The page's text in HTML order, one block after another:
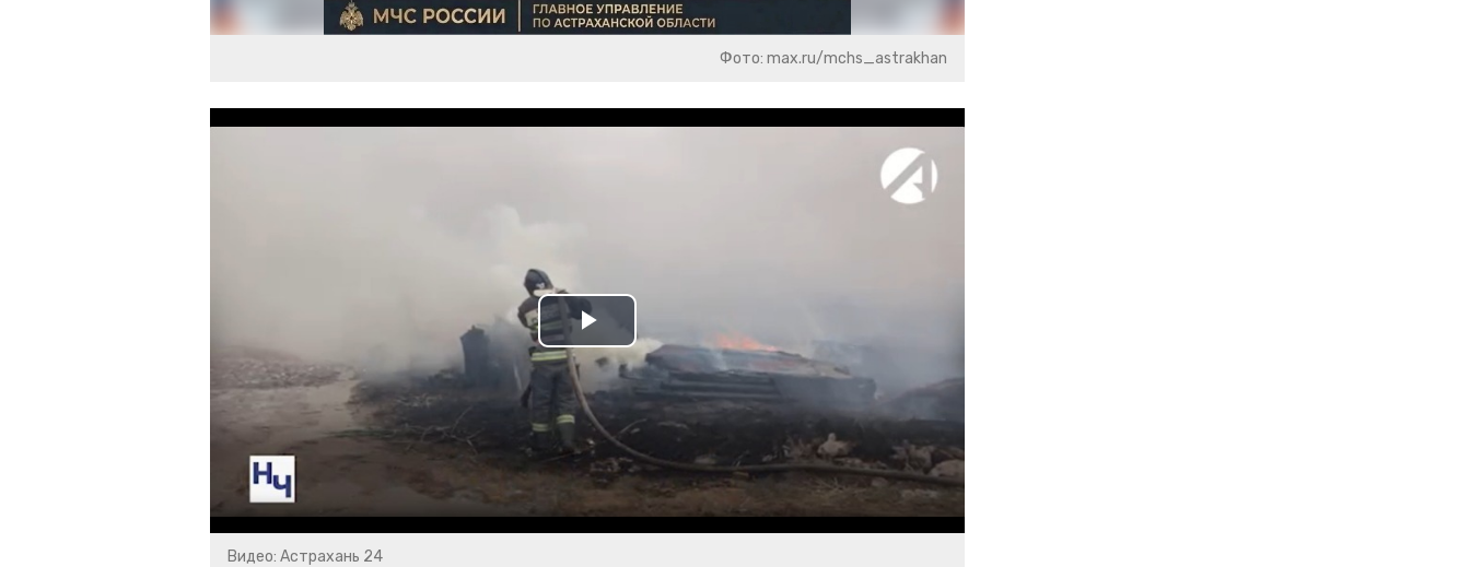
Фото: max.ru/mchs_astrakhan
Play
Video
Видео: Астрахань 24